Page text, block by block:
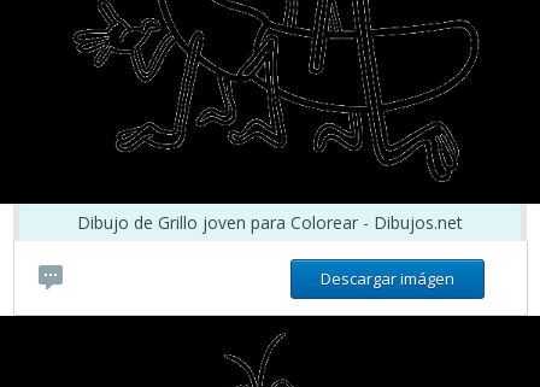
Dibujo de Grillo joven para Colorear - Dibujos.net
Descargar imágen